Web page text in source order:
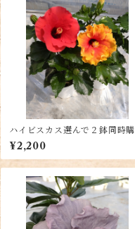
ハイビスカス選んで２鉢同時購
入 送料別
¥2,200